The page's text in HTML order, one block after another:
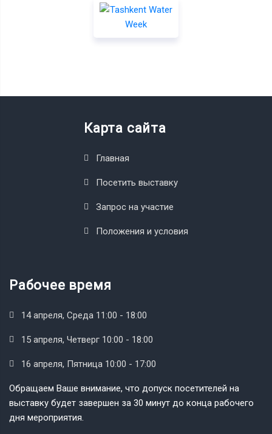
Карта сайта
Главная
Посетить выставку
Запрос на участие
Положения и условия
Рабочее время
14 апреля, Среда 11:00 - 18:00
15 апреля, Четверг 10:00 - 18:00
16 апреля, Пятница 10:00 - 17:00
Обращаем Ваше внимание, что допуск посетителей на
выставку будет завершен за 30 минут до конца рабочего
дня мероприятия.